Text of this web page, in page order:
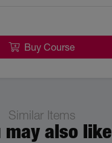
Buy Course
Similar Items
may also like